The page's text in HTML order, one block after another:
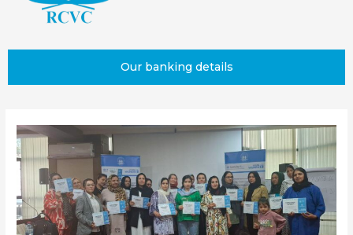
Our banking details